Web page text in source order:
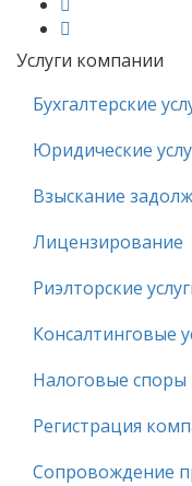
Услуги компании
Бухгалтерские
Юридические
Взыскание
Лицензирование
Риэлторские
Консалтинговые
Налоговые споры
Регистрация
Сопровождение